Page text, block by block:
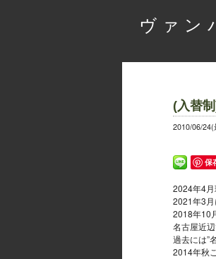
ヴァン
(入替
2010/06/
保
2024年4月
2021年3月
2018年10
名古屋近
過去には”
2014年秋